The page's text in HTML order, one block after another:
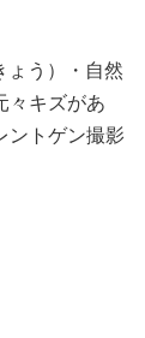
う）・自然
々キズがあ
ントゲン撮影